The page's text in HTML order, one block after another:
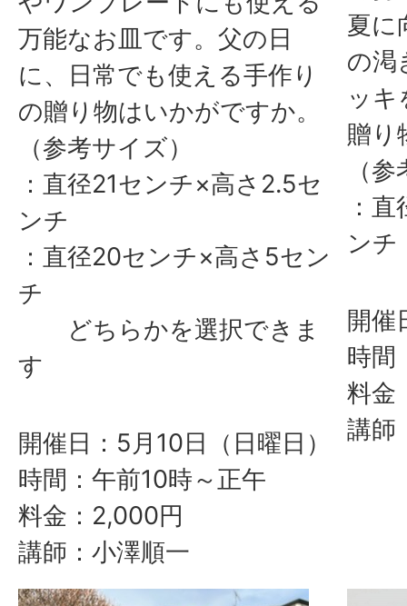
万能なお皿です。父の日
に、日常でも使える手作り
の贈り物はいかがですか。
（参考サイズ）
：直径21センチ×高さ2.5セ
ンチ
：直径20センチ×高さ5セン
チ
どちらかを選択できま
す
開催日：5月10日（日曜日）
時間：午前10時～正午
料金：2,000円
講師：小澤順一
夏に
の渇
ッキ
贈り
（
：
ンチ
開催
時間
料金
講師